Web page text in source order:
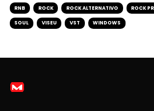
RNB ROCK ROCK ALTERNATIVO ROCK
SOUL VISEU VST WINDOWS